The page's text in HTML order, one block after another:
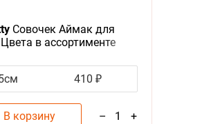
Cовочек Аймак для
в ассортименте
410 ₽
В корзину – 1 +